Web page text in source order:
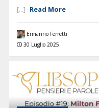
[...] Read More
Ermanno Ferretti
30 Luglio 2025